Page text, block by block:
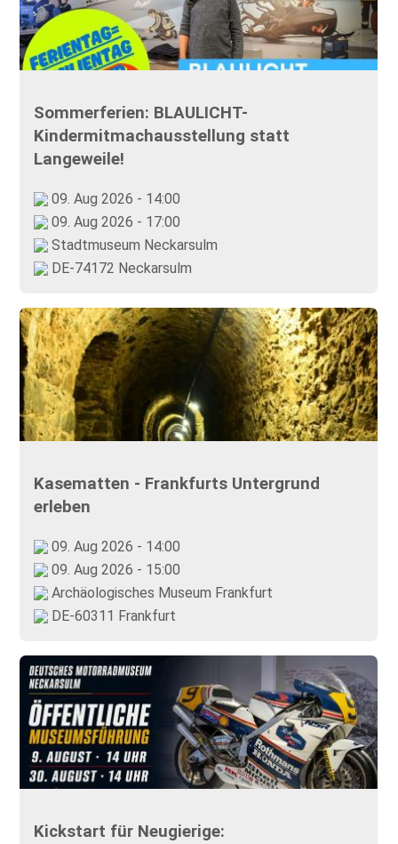
Sommerferien: BLAULICHT-
Kindermitmachausstellung statt
Langeweile!
09. Aug 2026 - 14:00
09. Aug 2026 - 17:00
Stadtmuseum Neckarsulm
DE-74172 Neckarsulm
Kasematten - Frankfurts Untergrund
erleben
09. Aug 2026 - 14:00
09. Aug 2026 - 15:00
Archäologisches Museum Frankfurt
DE-60311 Frankfurt
Kickstart für Neugierige: